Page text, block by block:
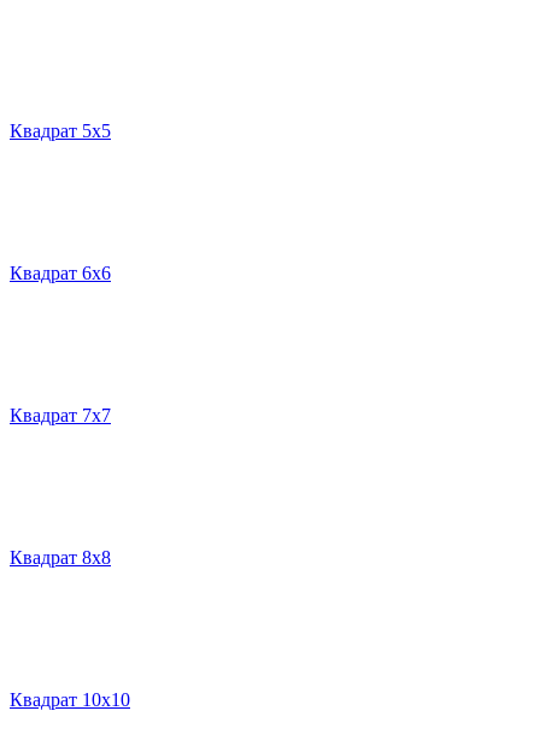
Квадрат 5х5
Квадрат 6х6
Квадрат 7х7
Квадрат 8х8
Квадрат 10х10